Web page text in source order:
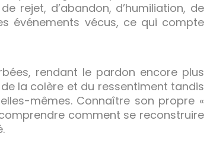
rejet, d’abandon, d’humiliation, de
événements vécus, ce qui compte
rendant le pardon encore plus
la colère et du ressentiment tandis
mêmes. Connaître son propre «
comment se reconstruire